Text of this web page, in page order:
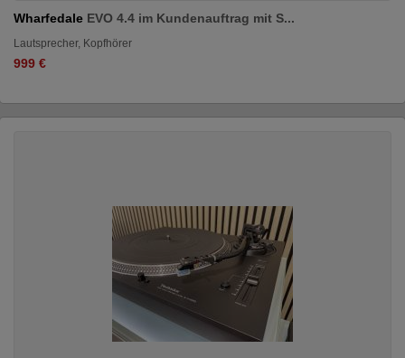
Wharfedale EVO 4.4 im Kundenauftrag mit S...
Lautsprecher, Kopfhörer
999 €